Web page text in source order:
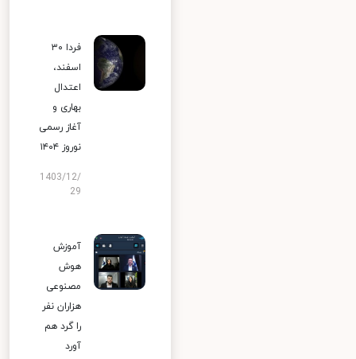
فردا ۳۰
اسفند،
اعتدال
بهاری و
آغاز رسمی
نوروز ۱۴۰۴
1403/12/
29
آموزش
هوش
مصنوعی
هزاران نفر
را گرد هم
آورد